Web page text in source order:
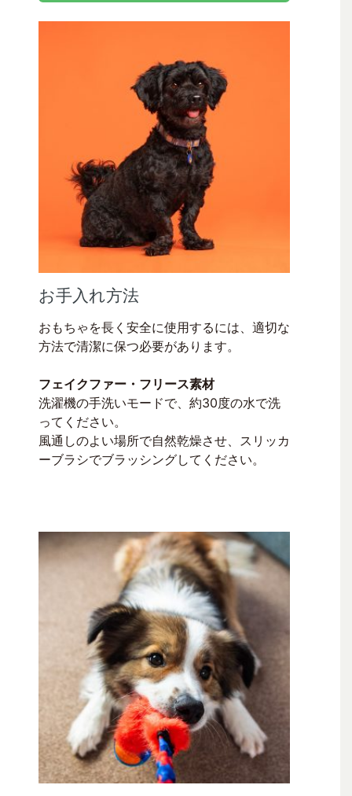
お手入れ方法
おもちゃを長く安全に使用するには、適切な
方法で清潔に保つ必要があります。
フェイクファー・フリース素材
洗濯機の手洗いモードで、約30度の水で洗
ってください。
風通しのよい場所で自然乾燥させ、スリッカ
ーブラシでブラッシングしてください。